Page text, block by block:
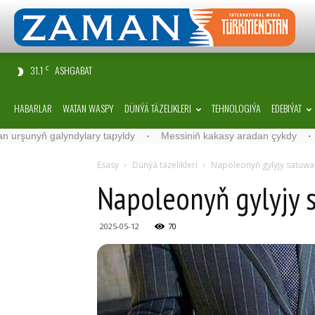
31.1 C ASHGABAT
HABARLAR WATAN WASPY DÜNÝÄ TÄZELIKLERI TEHNOLOGIÝA EDEBIÝAT
galyndylary tapyldy · Messiniň kakasy aradan çykdy ·
Esasy Dünýä täzelikleri Napoleonyň gylyjy
Napoleonyň gylyjy
2025-05-12 70